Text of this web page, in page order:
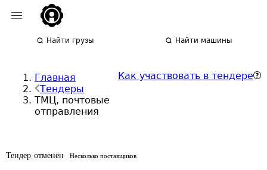
Найти грузы Найти машины
Главная
Тендеры
ТМЦ, почтовые
отправления
Как участвовать в тендере
Тендер отменён Несколько поставщиков